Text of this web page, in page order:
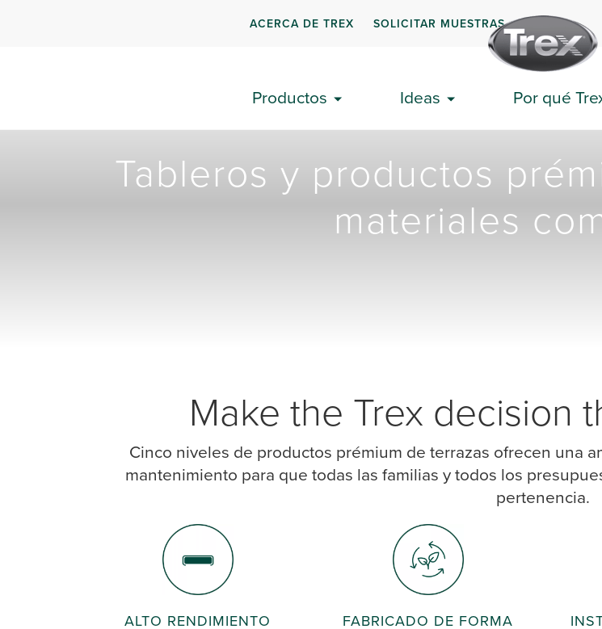
ACERCA DE TREX SOLICITAR MUESTRAS
Productos Ideas Por qué
Tableros y productos
materiales
Make the Trex decision
Cinco niveles de productos prémium de terrazas ofrecen una
mantenimiento para que todas las familias y todos los
pertenencia.
ALTO RENDIMIENTO
FABRICADO DE FORMA